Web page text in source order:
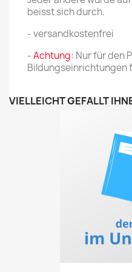
beisst sich durch.
- versandkostenfrei
-Achtung: Nur für den
Bildungseinrichtungen
VIELLEICHT GEFÄLLT